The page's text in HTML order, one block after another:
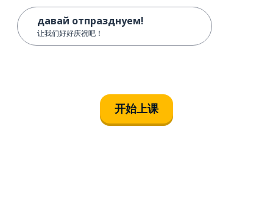
давай отпразднуем!
让我们好好庆祝吧！
开始上课